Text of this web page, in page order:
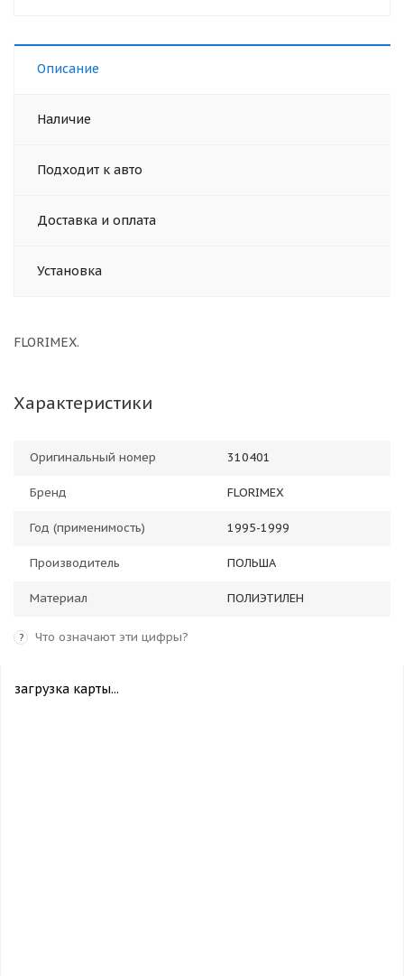
Описание
Наличие
Подходит к авто
Доставка и оплата
Установка
FLORIMEX.
Характеристики
Оригинальный номер 310401
Бренд FLORIMEX
Год (применимость) 1995-1999
Производитель ПОЛЬША
Материал ПОЛИЭТИЛЕН
? Что означают эти цифры?
загрузка карты...